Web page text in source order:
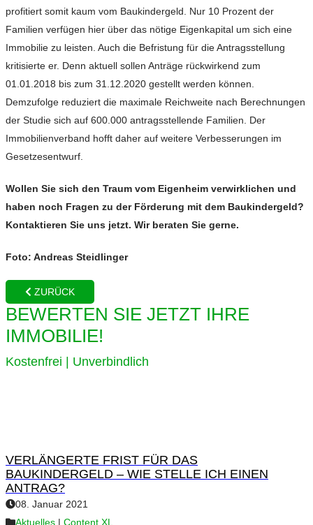
profitiert somit kaum vom Baukindergeld. Nur 10 Prozent der
Familien verfügen hier über das nötige Eigenkapital um sich eine
Immobilie zu leisten. Auch die Befristung für die Antragsstellung
kritisierte er. Denn aktuell sollen Anträge rückwirkend zum
01.01.2018 bis zum 31.12.2020 gestellt werden können.
Demzufolge reduziert die maximale Reichweite nach Berechnungen
der Studie sich auf 600.000 antragsstellende Familien. Der
Immobilienverband hofft daher auf weitere Verbesserungen im
Gesetzesentwurf.
Wollen Sie sich den Traum vom Eigenheim verwirklichen und
haben noch Fragen zu der Förderung mit dem Baukindergeld?
Kontaktieren Sie uns jetzt. Wir beraten Sie gerne.
Foto: Andreas Steidlinger
ZURÜCK
BEWERTEN SIE JETZT IHRE
IMMOBILIE!
Kostenfrei | Unverbindlich
VERLÄNGERTE FRIST FÜR DAS
BAUKINDERGELD – WIE STELLE ICH EINEN
ANTRAG?
08. Januar 2021
Aktuelles | Content XL